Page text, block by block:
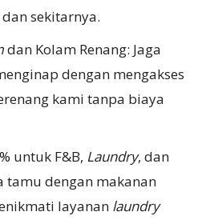
sekitarnya.
dan Kolam Renang: Jaga
dengan mengakses
kami tanpa biaya
untuk F&B, Laundry, dan
tamu dengan makanan
layanan laundry